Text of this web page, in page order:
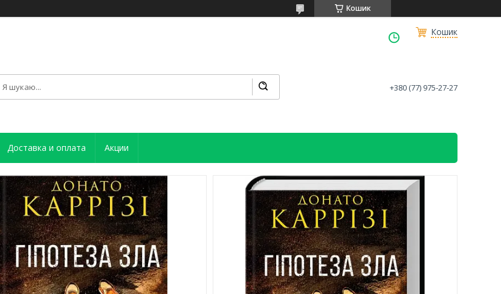
Кошик
Кошик
+380 (77) 975-27-27
Доставка и оплата Акции